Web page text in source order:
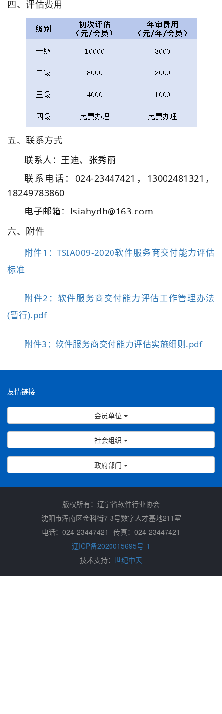
四、评估费用
五、联系方式
联系人：王迪、张秀丽
联系电话：024-23447421，13002481321，
18249783860
电子邮箱：lsiahydh@163.com
六、附件
附件1：TSIA009-2020软件服务商交付能力评估
标准
附件2：软件服务商交付能力评估工作管理办法
(暂行).pdf
附件3：软件服务商交付能力评估实施细则.pdf
友情链接
会员单位
社会组织
政府部门
版权所有：辽宁省软件行业协会
沈阳市浑南区金科街7-3号数字人才基地211室
电话：024-23447421
传真：024-23447421
辽ICP备2020015695号-1
技术支持： 世纪中天